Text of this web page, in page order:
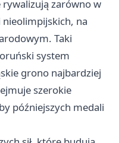
zarówno w
na
Taki
system
grono najbardziej
szerokie
późniejszych medali